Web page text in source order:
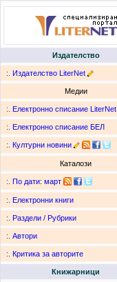
Издателство
:. Издателство LiterNet
Медии
:. Електронно списание LiterNet
:. Електронно списание БЕЛ
:. Културни новини
Каталози
:. По дати: март
:. Електронни книги
:. Раздели / Рубрики
:. Автори
:. Критика за авторите
Книжарници